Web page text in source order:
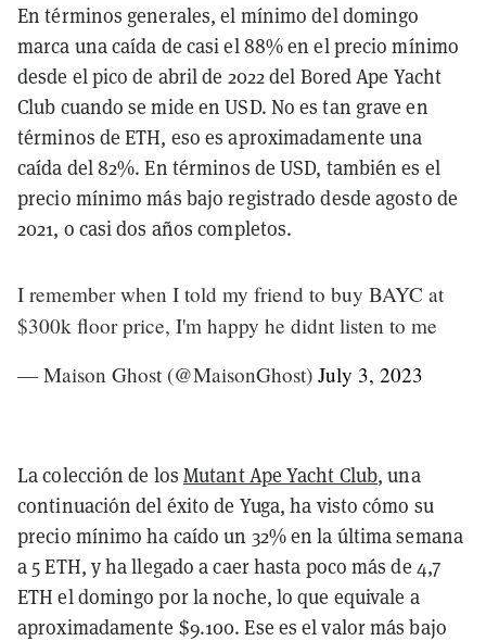
En términos generales, el mínimo del domingo
marca una caída de casi el 88% en el precio mínimo
desde el pico de abril de 2022 del Bored Ape Yacht
Club cuando se mide en USD. No es tan grave en
términos de ETH, eso es aproximadamente una
caída del 82%. En términos de USD, también es el
precio mínimo más bajo registrado desde agosto de
2021, o casi dos años completos.
I remember when I told my friend to buy BAYC at
$300k floor price, I'm happy he didnt listen to me
— Maison Ghost (@MaisonGhost) July 3, 2023
La colección de los Mutant Ape Yacht Club, una
continuación del éxito de Yuga, ha visto cómo su
precio mínimo ha caído un 32% en la última semana
a 5 ETH, y ha llegado a caer hasta poco más de 4,7
ETH el domingo por la noche, lo que equivale a
aproximadamente $9.100. Ese es el valor más bajo